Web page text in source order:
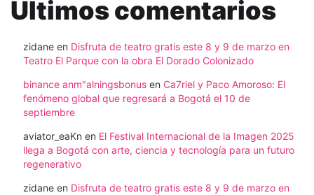
Ultimos comentarios
zidane en Disfruta de teatro gratis este 8 y 9 de marzo en
Teatro El Parque con la obra El Dorado Colonizado
binance anm"alningsbonus en Ca7riel y Paco Amoroso: El
fenómeno global que regresará a Bogotá el 10 de
septiembre
aviator_eaKn en El Festival Internacional de la Imagen 2025
llega a Bogotá con arte, ciencia y tecnología para un futuro
regenerativo
zidane en Disfruta de teatro gratis este 8 y 9 de marzo en